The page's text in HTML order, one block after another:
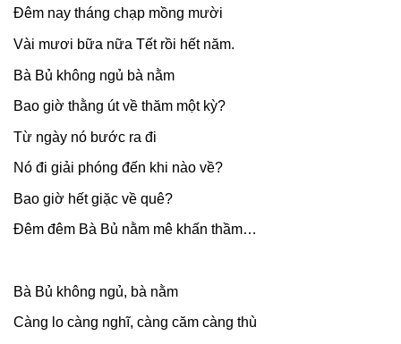
Đêm nay tháng chạp mồng mười
Vài mươi bữa nữa Tết rồi hết năm.
Bà Bủ không ngủ bà nằm
Bao giờ thằng út về thăm một kỳ?
Từ ngày nó bước ra đi
Nó đi giải phóng đến khi nào về?
Bao giờ hết giặc về quê?
Đêm đêm Bà Bủ nằm mê khấn thầm…
Bà Bủ không ngủ, bà nằm
Càng lo càng nghĩ, càng căm càng thù